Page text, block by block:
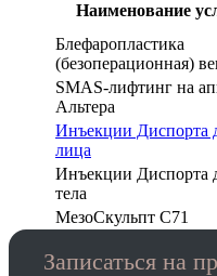
Наименование
Блефаропластика
(безоперационная)
SMAS-лифтинг на
Альтера
Инъекции Диспорта
лица
Инъекции Диспорта
тела
МезоСкульпт С71
Записаться на